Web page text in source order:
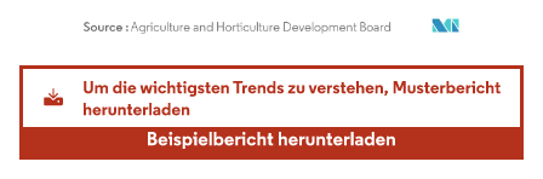
Bild © Mordor Intelligence. Wiederverwendung erfordert Namensnennung gemäß